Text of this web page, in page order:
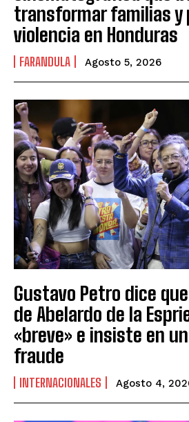
transformar familias y
violencia en Honduras
FARANDULA Agosto 5, 2026
Gustavo Petro dice
de Abelardo de la
«breve» e insiste en
fraude
INTERNACIONALES Agosto 4,